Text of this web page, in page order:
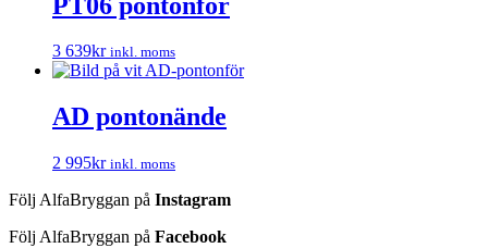
3 639kr inkl. moms
AD pontonände
2 995kr inkl. moms
Följ AlfaBryggan på Instagram
Följ AlfaBryggan på Facebook